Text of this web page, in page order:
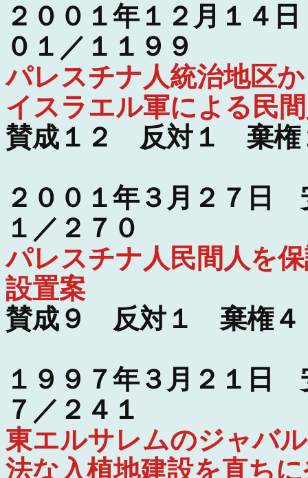
２００１年１２月１４
０１／１１９９
パレスチナ人統治地区
イスラエル軍による民
賛成１２ 反対１ 棄権
２００１年３月２７日
１／２７０
パレスチナ人民間人を
設置案
賛成９ 反対１ 棄権４
１９９７年３月２１日
７／２４１
東エルサレムのジャバ
法な入植地建設を直ち